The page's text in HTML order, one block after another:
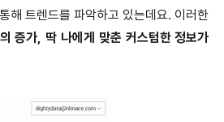
해 트렌드를 파악하고 있는데요. 이러한
증가, 딱 나에게 맞춘 커스텀한 정보가